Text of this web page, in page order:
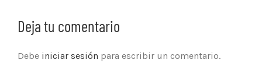
Deja tu comentario
Debe iniciar sesión para escribir un comentario.